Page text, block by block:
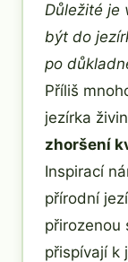
Důležité je
být do
po
Příliš
jezírka
zhoršení
Inspirací
přírodní
přirozenou
přispívají k